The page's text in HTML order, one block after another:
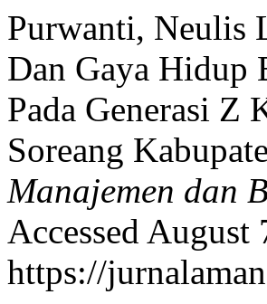
Purwanti, Neulis
Dan Gaya Hidup
Pada Generasi Z
Soreang
Manajemen dan
Accessed August
https://